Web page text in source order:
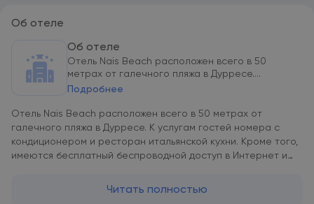
Об отеле
Об отеле
Отель Nais Beach расположен всего в 50
метрах от галечного пляжа в Дурресе....
Подробнее
Отель Nais Beach расположен всего в 50 метрах от
галечного пляжа в Дурресе. К услугам гостей номера с
кондиционером и ресторан итальянской кухни. Кроме того,
имеются бесплатный беспроводной доступ в Интернет и
меблированный балкон или терраса и ванная комната с
Читать полностью